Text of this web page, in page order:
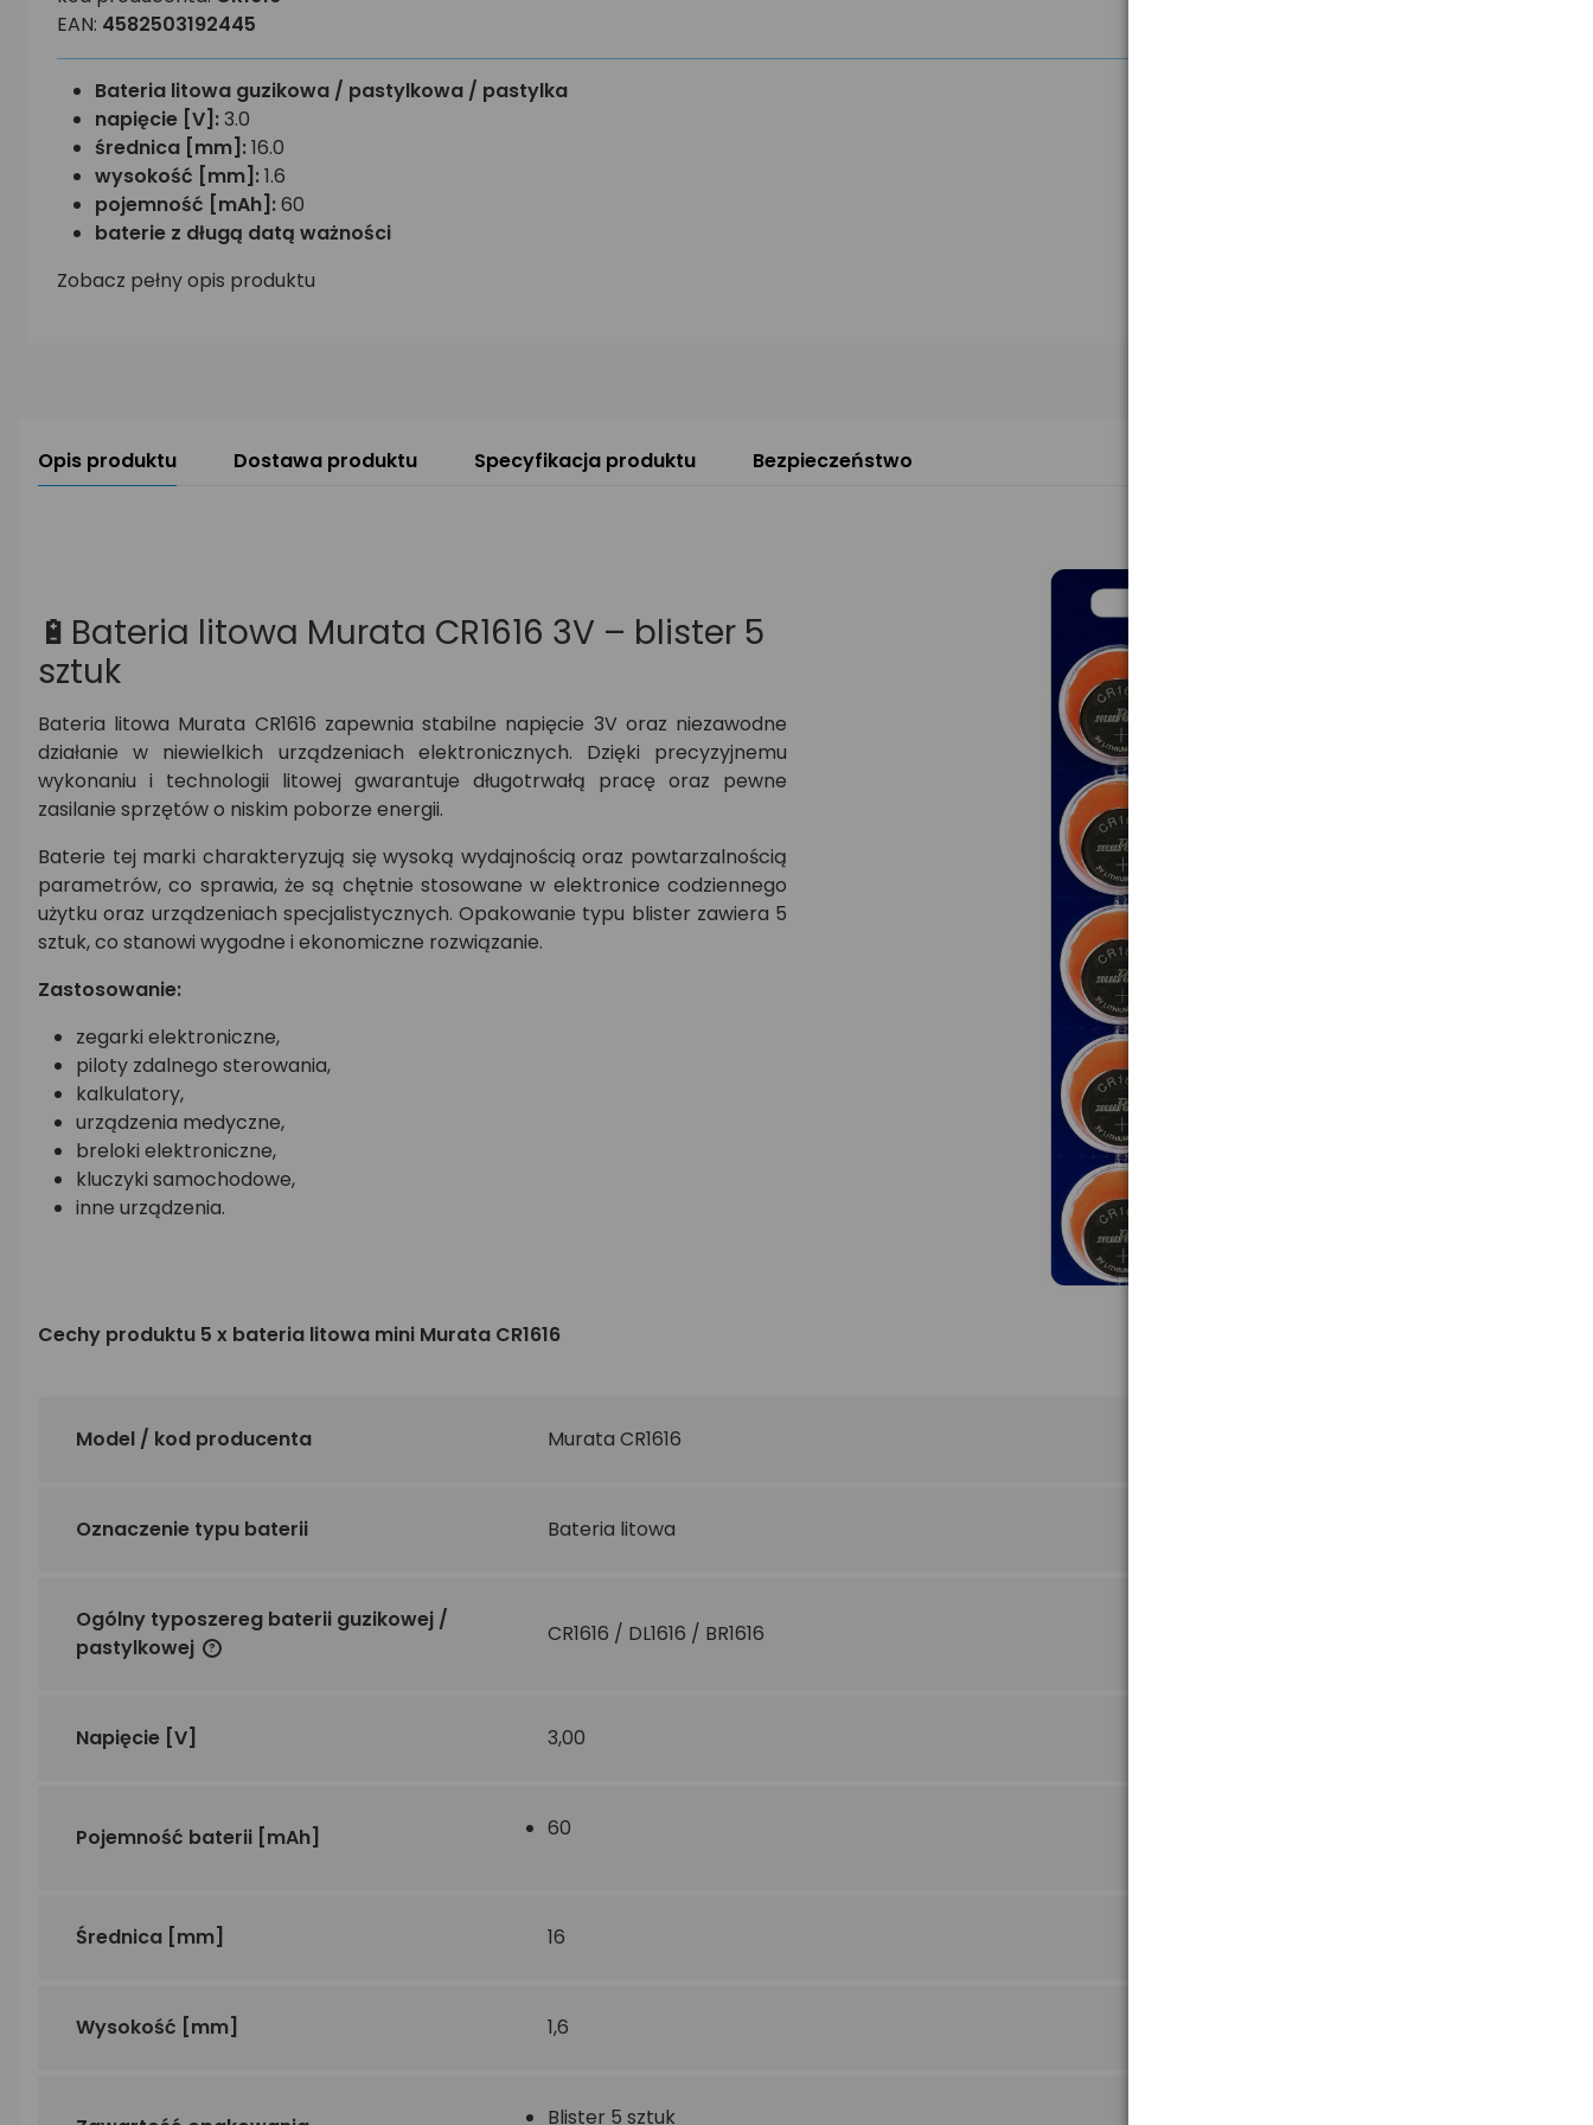
EAN: 4582503192445
Bateria litowa guzikowa / pastylkowa / pastylka
napięcie [V]:3.0
średnica [mm]:16.0
wysokość [mm]:1.6
pojemność [mAh]:60
baterie z długą datą ważności
Zobacz pełny opis produktu
Opis produktu Dostawa produktu Specyfikacja produktu Bezpieczeństwo
🔋Bateria litowa Murata CR1616 3V – blister 5
sztuk
Bateria litowa Murata CR1616 zapewnia stabilne napięcie 3V oraz niezawodne
działanie w niewielkich urządzeniach elektronicznych. Dzięki precyzyjnemu
wykonaniu i technologii litowej gwarantuje długotrwałą pracę oraz pewne
zasilanie sprzętów o niskim poborze energii.
Baterie tej marki charakteryzują się wysoką wydajnością oraz powtarzalnością
parametrów, co sprawia, że są chętnie stosowane w elektronice codziennego
użytku oraz urządzeniach specjalistycznych. Opakowanie typu blister zawiera 5
sztuk, co stanowi wygodne i ekonomiczne rozwiązanie.
Zastosowanie:
zegarki elektroniczne,
piloty zdalnego sterowania,
kalkulatory,
urządzenia medyczne,
breloki elektroniczne,
kluczyki samochodowe,
inne urządzenia.
Cechy produktu 5 x bateria litowa mini Murata CR1616
Model / kod producenta Murata CR1616
Oznaczenie typu baterii Bateria litowa
Ogólny typoszereg baterii guzikowej /
pastylkowej
CR1616 / DL1616 / BR1616
Napięcie [V] 3,00
Pojemność baterii [mAh] 60
Średnica [mm] 16
Wysokość [mm] 1,6
Blister 5 sztuk